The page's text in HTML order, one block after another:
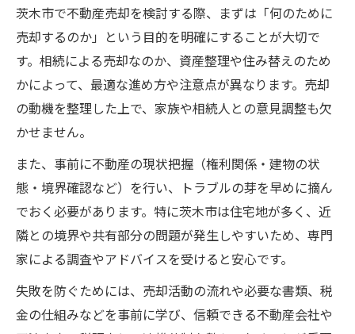
不動産売却を支える専門家選びのポイント
相続と不動産売却の相談先を見極める方法
茨木市で信頼できる不動産売却専門家とは
専門家と連携した不動産売却相続の進め方
不動産売却成功のためのサポート活用術
茨木市で不動産売却を検討する際、まずは「何のために
売却するのか」という目的を明確にすることが大切で
す。相続による売却なのか、資産整理や住み替えのため
かによって、最適な進め方や注意点が異なります。売却
の動機を整理した上で、家族や相続人との意見調整も欠
かせません。
また、事前に不動産の現状把握（権利関係・建物の状
態・境界確認など）を行い、トラブルの芽を早めに摘ん
でおく必要があります。特に茨木市は住宅地が多く、近
隣との境界や共有部分の問題が発生しやすいため、専門
家による調査やアドバイスを受けると安心です。
失敗を防ぐためには、売却活動の流れや必要な書類、税
金の仕組みなどを事前に学び、信頼できる不動産会社や